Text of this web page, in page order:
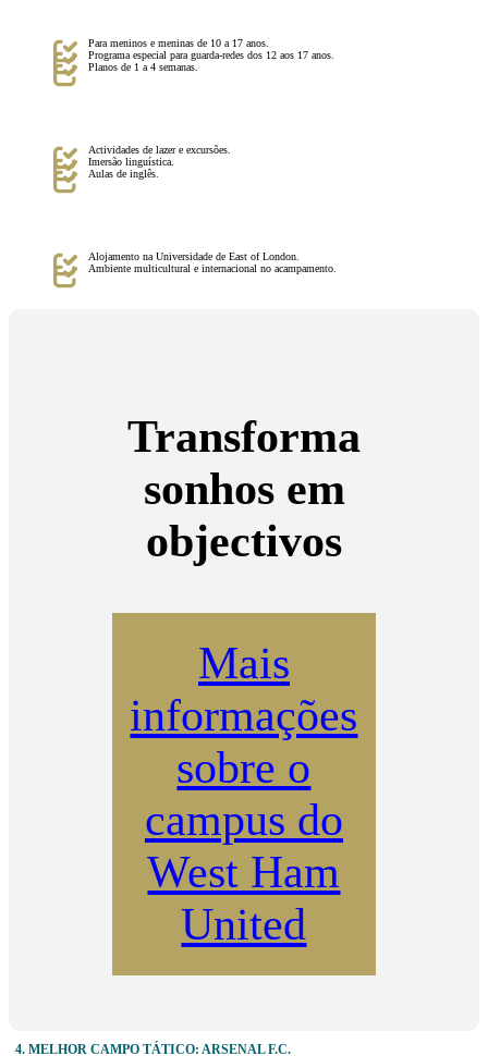
Para meninos e meninas de 10 a 17 anos.
Programa especial para guarda-redes dos 12 aos 17 anos.
Planos de 1 a 4 semanas.
Actividades de lazer e excursões.
Imersão linguística.
Aulas de inglês.
Alojamento na Universidade de East of London.
Ambiente multicultural e internacional no acampamento.
Transforma
sonhos em
objectivos
Mais
informações
sobre o
campus do
West Ham
United
4. MELHOR CAMPO TÁTICO: ARSENAL F.C.